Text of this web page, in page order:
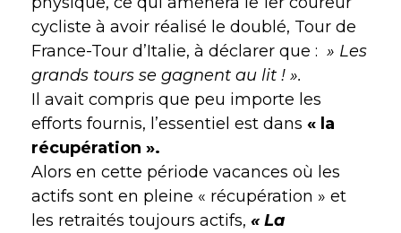
cycliste à avoir réalisé le doublé, Tour de
France-Tour d’Italie, à déclarer que : » Les
grands tours se gagnent au lit ! ».
Il avait compris que peu importe les
efforts fournis, l’essentiel est dans « la
récupération ».
Alors en cette période vacances où les
actifs sont en pleine « récupération » et
les retraités toujours actifs, « La